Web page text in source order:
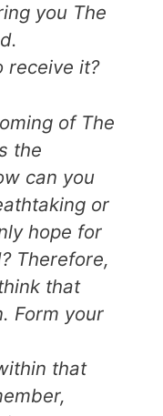
you The
receive it?
of The
the
can you
or
hope for
Therefore,
that
Form your
that